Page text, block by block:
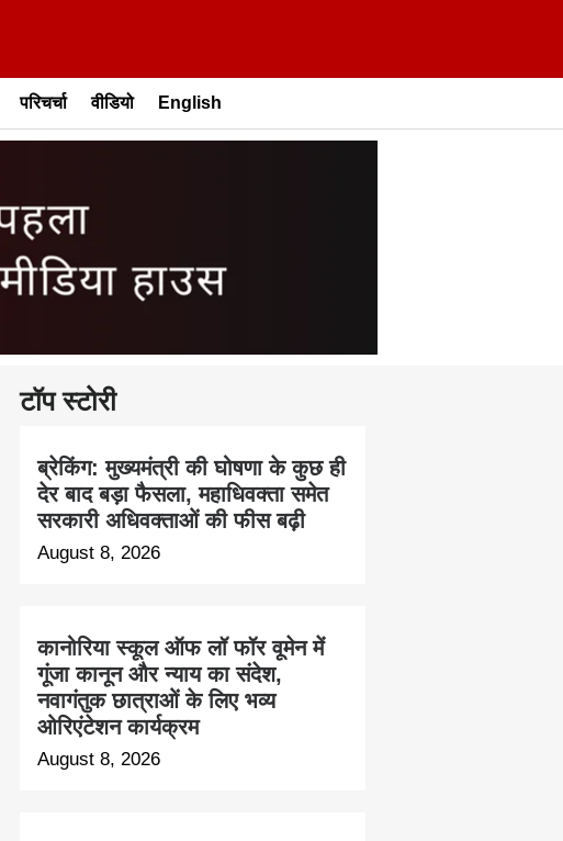
परिचर्चा वीडियो English
टॉप स्टोरी
ब्रेकिंग: मुख्यमंत्री की घोषणा के कुछ ही
देर बाद बड़ा फैसला, महाधिवक्ता समेत
सरकारी अधिवक्ताओं की फीस बढ़ी
August 8, 2026
कानोरिया स्कूल ऑफ लॉ फॉर वूमेन में
गूंजा कानून और न्याय का संदेश,
नवागंतुक छात्राओं के लिए भव्य
ओरिएंटेशन कार्यक्रम
August 8, 2026